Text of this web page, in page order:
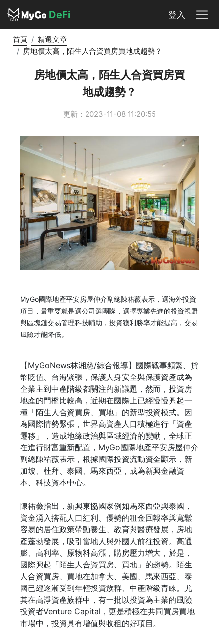
DeFi 登入
首頁
精選文章
房地價太高，陌生人合資買房買地成趨勢？
房地價太高，陌生人合資買房買
地成趨勢？
更新：2023-11-08 11:20:55
MyGo國際地產平安房屋仲介副總陳祐薇表示，選海外投資
項目，最重要就是選公司選團隊，選擇專業先進的投資視野
與區塊鏈交易管理科技輔助，投資獲利勝率才能提高，交易
風險才能降低。
【MyGoNews林湘慈/綜合報導】國際戰事頻繁、貨
幣貶值、台海緊張，保護人身安全與保護資產成為
企業主到中產階級都關注的新議題，然而，投資房
地產的門檻比較高，近期在國際上已經慢慢興起一
種「陌生人合資買房、買地」的新型投資模式。因
為國際情勢緊張，世界高資產人口積極進行「資產
遷移」，造成地緣政治與區域經濟的變動，全球正
在進行財富重新配置，MyGo國際地產平安房屋仲介
副總陳祐薇表示，根據國際投資流動資金顯示，新
加坡、杜拜、泰國、馬來西亞，成為新興金融資
本、科技資本中心。
陳祐薇指出，新興東協國家例如馬來西亞與泰國，
資金湧入搭配人口紅利、優勢的租金回報率與寬鬆
容易的居住政策帶動養生、教育與醫療發展，房地
產蓬勃發展，吸引當地人與外國人前往投資。高通
膨、高利率、原物料高漲，購房壓力增大，於是，
國際興起「陌生人合資買房、買地」的趨勢。陌生
人合資買房、買地在加拿大、美國、馬來西亞、泰
國已經逐漸受到年輕投資族群、中產階級青睞。尤
其在高淨資產族群中，有一批以投資為主業的風險
投資者Venture Capital，更是積極在共同買房買地
市場中，投資具有增值與收租的好項目。